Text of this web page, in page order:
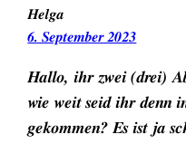
Helga
6. September 2023
Hallo, ihr zwei (drei)
wie weit seid ihr denn
gekommen? Es ist ja